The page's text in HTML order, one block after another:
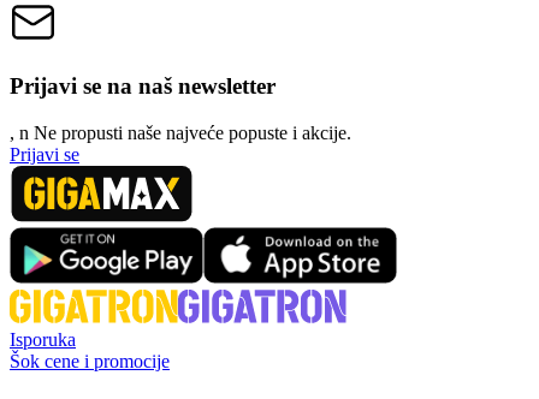
Prijavi se na naš newsletter
, n Ne propusti naše najveće popuste i akcije.
Prijavi se
Isporuka
Šok cene i promocije